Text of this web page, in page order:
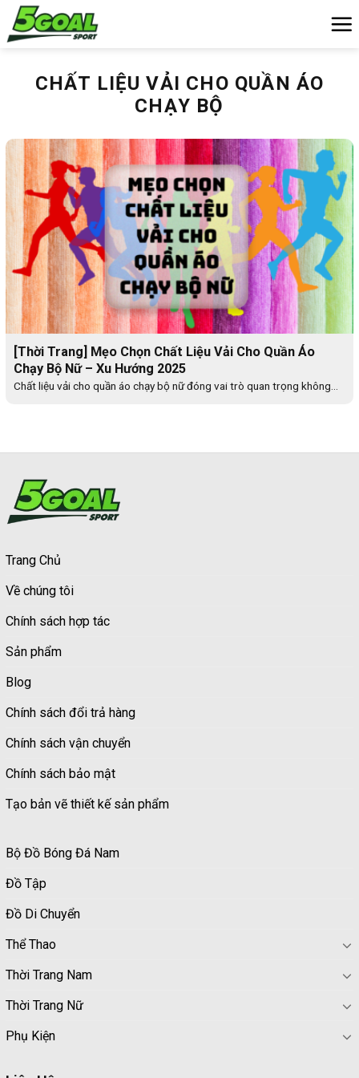
Chuyển
đến
CHẤT LIỆU VẢI CHO QUẦN ÁO
CHẠY BỘ
[Thời Trang] Mẹo Chọn Chất Liệu Vải Cho Quần Áo
Chạy Bộ Nữ – Xu Hướng 2025
Chất liệu vải cho quần áo chạy bộ nữ đóng vai trò quan trọng không...
Trang Chủ
Về chúng tôi
Chính sách hợp tác
Sản phẩm
Blog
Chính sách đổi trả hàng
Chính sách vận chuyển
Chính sách bảo mật
Tạo bản vẽ thiết kế sản phẩm
Bộ Đồ Bóng Đá Nam
Đồ Tập
Đồ Di Chuyển
Thể Thao
Thời Trang Nam
Thời Trang Nữ
Phụ Kiện